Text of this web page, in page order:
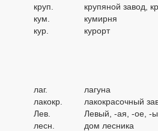
круп.
крупяной завод,
кум.
кумирня
кур.
курорт
лаг.
лагуна
лакокр.
лакокрасочный
Лев.
Левый, -ая, -ое, -
лесн.
дом лесника